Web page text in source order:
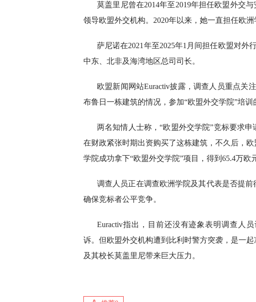
莫盖里尼曾在2014年至2019年担任欧盟外交
领导欧盟外交机构。2020年以来，她一直担任欧洲
萨尼诺在2021年至2025年1月间担任欧盟对外
中东、北非及海湾地区总司司长。
欧盟新闻网站Euractiv披露，调查人员重点关
布鲁日一栋建筑的情况，参加“欧盟外交学院”培训
两名知情人士称，“欧盟外交学院”竞标要求
在财政紧张时期出资购买了这栋建筑，不久后，
学院成功拿下“欧盟外交学院”项目，得到65.4万欧
调查人员正在调查欧洲学院及其代表是否提
确保竞标者公平竞争。
Euractiv指出，目前还没有迹象表明调查人
诉。但欧盟外交机构遭到比利时警方突袭，是一
及其校长莫盖里尼带来巨大压力。